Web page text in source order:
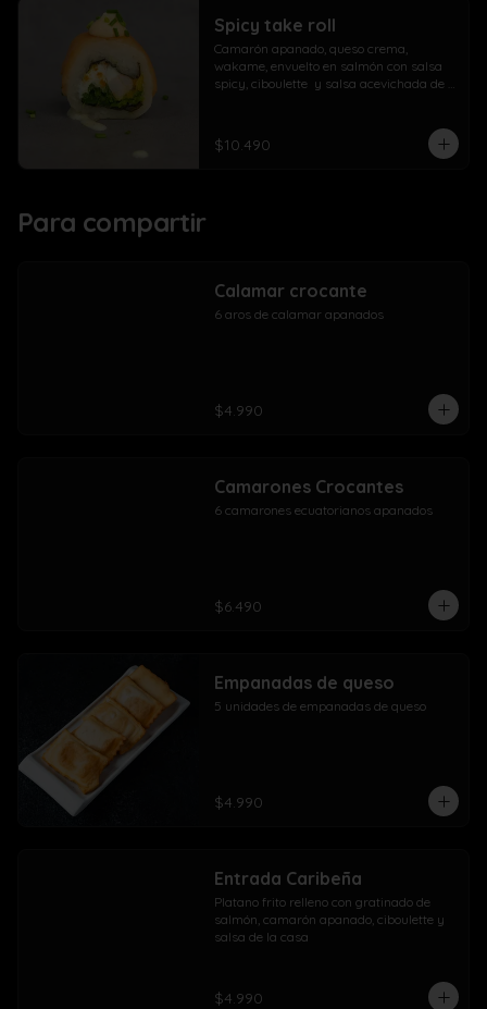
Spicy take roll
Camarón apanado, queso crema,
wakame, envuelto en salmón con salsa
spicy, ciboulette  y salsa acevichada de
$10.490
Para compartir
Calamar crocante
6 aros de calamar apanados
$4.990
Camarones Crocantes
6 camarones ecuatorianos apanados
$6.490
Empanadas de queso
5 unidades de empanadas de queso
$4.990
Entrada Caribeña
Platano frito relleno con gratinado de
salmón, camarón apanado, ciboulette y
salsa de la casa
$4.990